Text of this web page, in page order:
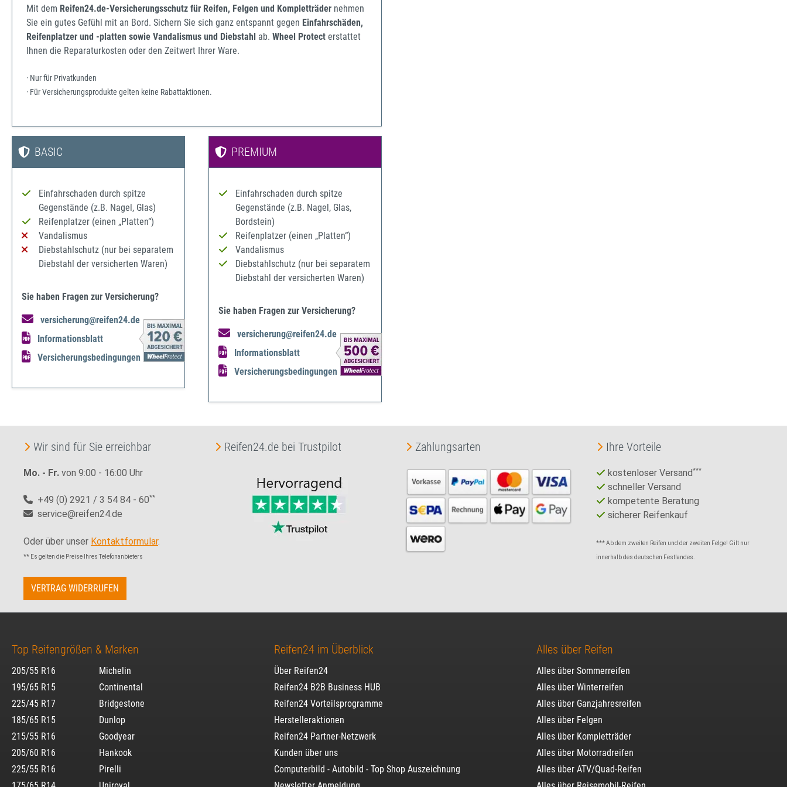
Mit dem Reifen24.de-Versicherungsschutz für Reifen, Felgen und Kompletträder nehmen
Sie ein gutes Gefühl mit an Bord. Sichern Sie sich ganz entspannt gegen Einfahrschäden,
Reifenplatzer und -platten sowie Vandalismus und Diebstahl ab. Wheel Protect erstattet
Ihnen die Reparaturkosten oder den Zeitwert Ihrer Ware.
· Nur für Privatkunden
· Für Versicherungsprodukte gelten keine Rabattaktionen.
BASIC
Einfahrschaden durch spitze
Gegenstände (z.B. Nagel, Glas)
Reifenplatzer (einen „Platten“)
Vandalismus
Diebstahlschutz (nur bei separatem
Diebstahl der versicherten Waren)
Sie haben Fragen zur Versicherung?
versicherung@reifen24.de
Informationsblatt
Versicherungsbedingungen
PREMIUM
Einfahrschaden durch spitze
Gegenstände (z.B. Nagel, Glas,
Bordstein)
Reifenplatzer (einen „Platten“)
Vandalismus
Diebstahlschutz (nur bei separatem
Diebstahl der versicherten Waren)
Sie haben Fragen zur Versicherung?
versicherung@reifen24.de
Informationsblatt
Versicherungsbedingungen
Wir sind für Sie erreichbar
Mo. - Fr. von 9:00 - 16:00 Uhr
+49 (0) 2921 / 3 54 84 - 60**
service@reifen24.de
Oder über unser Kontaktformular.
** Es gelten die Preise Ihres Telefonanbieters
VERTRAG WIDERRUFEN
Reifen24.de bei Trustpilot Zahlungsarten Ihre Vorteile
kostenloser Versand***
schneller Versand
kompetente Beratung
sicherer Reifenkauf
*** Ab dem zweiten Reifen und der zweiten Felge! Gilt nur
innerhalb des deutschen Festlandes.
Top Reifengrößen & Marken
205/55 R16
195/65 R15
225/45 R17
185/65 R15
215/55 R16
205/60 R16
225/55 R16
Michelin
Continental
Bridgestone
Dunlop
Goodyear
Hankook
Pirelli
Reifen24 im Überblick
Über Reifen24
Reifen24 B2B Business HUB
Reifen24 Vorteilsprogramme
Herstelleraktionen
Reifen24 Partner-Netzwerk
Kunden über uns
Computerbild - Autobild - Top Shop Auszeichnung
Alles über Reifen
Alles über Sommerreifen
Alles über Winterreifen
Alles über Ganzjahresreifen
Alles über Felgen
Alles über Kompletträder
Alles über Motorradreifen
Alles über ATV/Quad-Reifen